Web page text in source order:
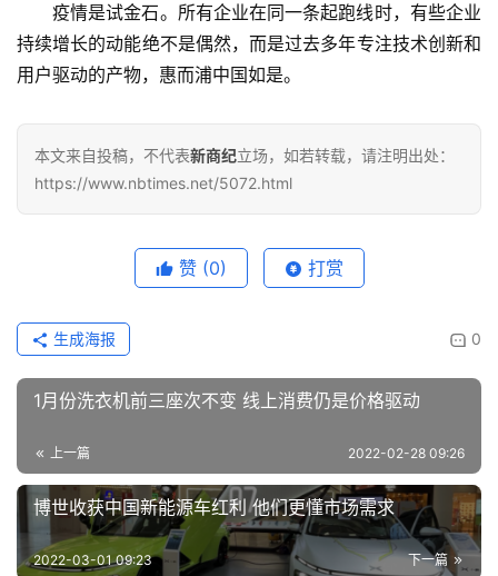
疫情是试金石。所有企业在同一条起跑线时，有些企业
持续增长的动能绝不是偶然，而是过去多年专注技术创新和
用户驱动的产物，惠而浦中国如是。
本文来自投稿，不代表新商纪立场，如若转载，请注明出处：
https://www.nbtimes.net/5072.html
赞 (0) 打赏
0
生成海报
1月份洗衣机前三座次不变 线上消费仍是价格驱动
上一篇 2022-02-28 09:26
博世收获中国新能源车红利 他们更懂市场需求
下一篇
2022-03-01 09:23